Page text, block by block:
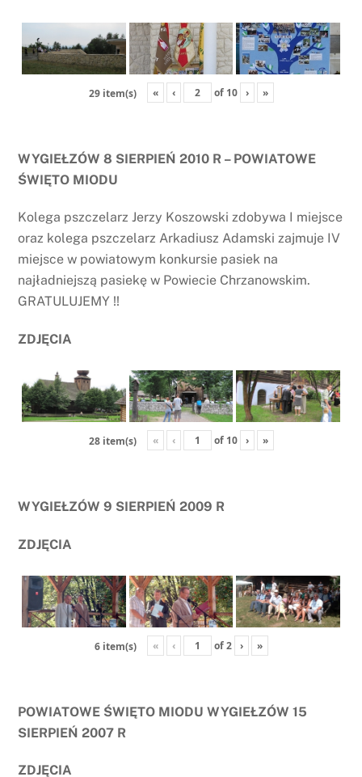
29 item(s) « ‹ of 10 › »
WYGIEŁZÓW 8 SIERPIEŃ 2010 R – POWIATOWE
ŚWIĘTO MIODU
Kolega pszczelarz Jerzy Koszowski zdobywa I miejsce
oraz kolega pszczelarz Arkadiusz Adamski zajmuje IV
miejsce w powiatowym konkursie pasiek na
najładniejszą pasiekę w Powiecie Chrzanowskim.
GRATULUJEMY !!
ZDJĘCIA
28 item(s) « ‹ of 10 › »
WYGIEŁZÓW 9 SIERPIEŃ 2009 R
ZDJĘCIA
6 item(s) « ‹ of2 › »
POWIATOWE ŚWIĘTO MIODU WYGIEŁZÓW 15
SIERPIEŃ 2007 R
ZDJĘCIA